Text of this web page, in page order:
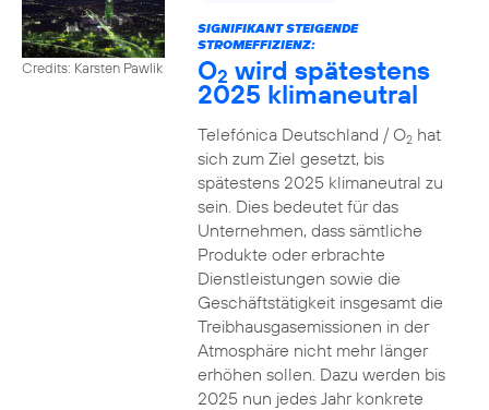
Credits: Karsten Pawlik
SIGNIFIKANT STEIGENDE
STROMEFFIZIENZ:
O2 wird spätestens
2025 klimaneutral
Telefónica Deutschland / O2hat
sich zum Ziel gesetzt, bis
spätestens 2025 klimaneutral zu
sein. Dies bedeutet für das
Unternehmen, dass sämtliche
Produkte oder erbrachte
Dienstleistungen sowie die
Geschäftstätigkeit insgesamt die
Treibhausgasemissionen in der
Atmosphäre nicht mehr länger
erhöhen sollen. Dazu werden bis
2025 nun jedes Jahr konkrete